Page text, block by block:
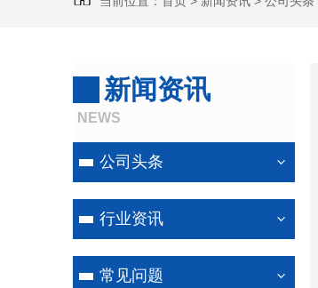
新闻资讯
NEWS
公司头条
行业资讯
常见问题